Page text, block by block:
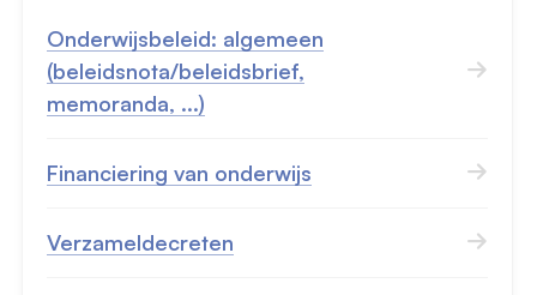
Onderwijsbeleid: algemeen
(beleidsnota/beleidsbrief,
memoranda, ...)
Financiering van onderwijs
Verzameldecreten